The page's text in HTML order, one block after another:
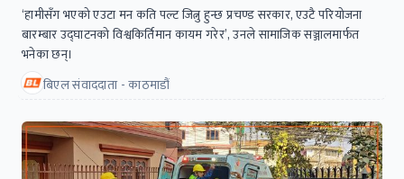
‘हामीसँग भएको एउटा मन कति पल्ट जित्नु हुन्छ प्रचण्ड सरकार, एउटै परियोजना
बारम्बार उद्घाटनको विश्वकिर्तिमान कायम गरेर’, उनले सामाजिक सञ्जालमार्फत
भनेका छन्।
बिएल संवाददाता - काठमाडौं